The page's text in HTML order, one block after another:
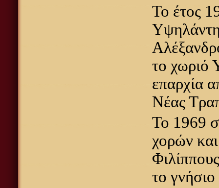
Το έτος
το χωριό
επαρχία
Νέας
Το 1969
χορών
το